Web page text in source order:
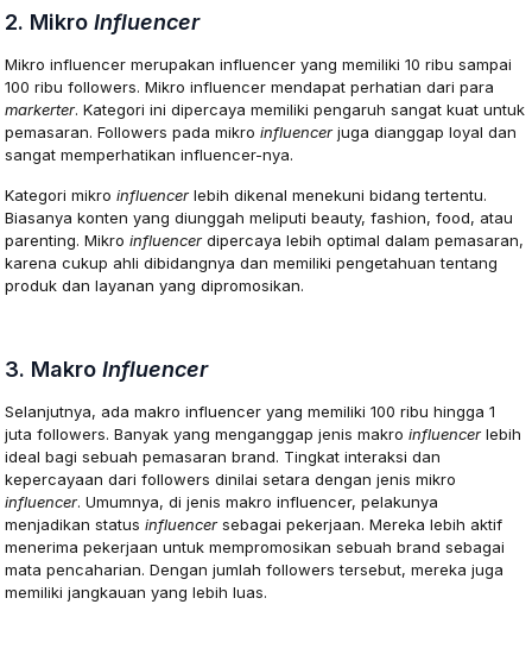
2. MikroInfluencer
Mikro influencer merupakan influencer yang memiliki 10 ribu sampai
100 ribu followers. Mikro influencer mendapat perhatian dari para
markerter. Kategori ini dipercaya memiliki pengaruh sangat kuat untuk
pemasaran. Followers pada mikroinfluencerjuga dianggap loyal dan
sangat memperhatikan influencer-nya.
Kategori mikroinfluencerlebih dikenal menekuni bidang tertentu.
Biasanya konten yang diunggah meliputi beauty, fashion, food, atau
parenting. Mikroinfluencerdipercaya lebih optimal dalam pemasaran,
karena cukup ahli dibidangnya dan memiliki pengetahuan tentang
produk dan layanan yang dipromosikan.
3. MakroInfluencer
Selanjutnya, ada makro influencer yang memiliki 100 ribu hingga 1
juta followers. Banyak yang menganggap jenis makroinfluencerlebih
ideal bagi sebuah pemasaran brand. Tingkat interaksi dan
kepercayaan dari followers dinilai setara dengan jenis mikro
influencer. Umumnya, di jenis makro influencer, pelakunya
menjadikan statusinfluencersebagai pekerjaan. Mereka lebih aktif
menerima pekerjaan untuk mempromosikan sebuah brand sebagai
mata pencaharian. Dengan jumlah followers tersebut, mereka juga
memiliki jangkauan yang lebih luas.